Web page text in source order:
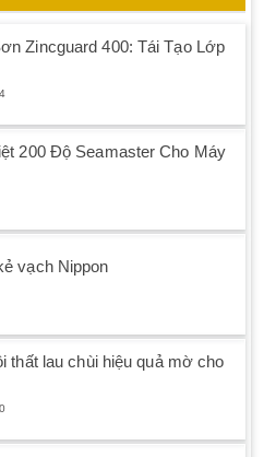
Zincguard 400: Tái Tạo Lớp
200 Độ Seamaster Cho Máy
vạch Nippon
thất lau chùi hiệu quả mờ cho